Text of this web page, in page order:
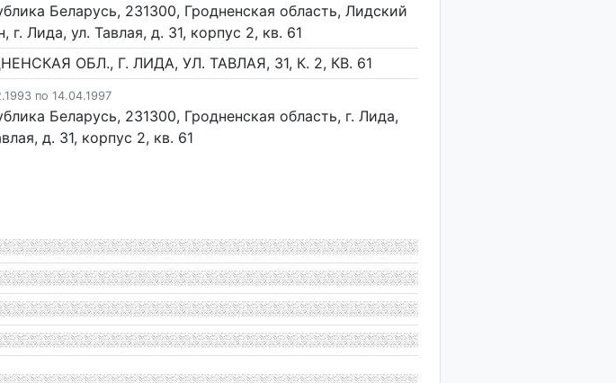
Беларусь, 231300, Гродненская область, Лидский
г. Лида, ул. Тавлая, д. 31, корпус 2, кв. 61
ОБЛ., Г. ЛИДА, УЛ. ТАВЛАЯ, 31, К. 2, КВ. 61
по 14.04.1997
Беларусь, 231300, Гродненская область, г. Лида,
д. 31, корпус 2, кв. 61